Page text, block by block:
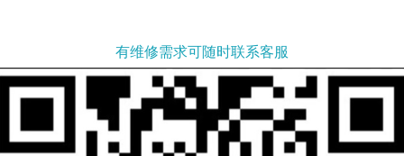
有维修需求可随时联系客服